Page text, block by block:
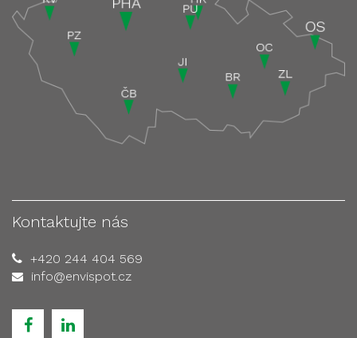
Kontaktujte nás
+420 244 404 569
info@envispot.cz